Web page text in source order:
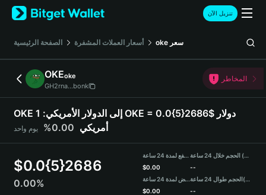
English
日本語
Русский
Español (Latinoamérica)
Türkçe
Deutsch
简体中文
Português (Portugal)
Bahasa Indonesia
تنزيل الآن
الصفحة الرئيسية أسعار العملات المشفرة oke سعر
OKEoke
GH2rna...bonk
المخاطر
OKE إلى الدولار الأمريكي: 1 OKE = 0.0{5}2686$ دولار
أمريكي 0.00% يوم واحد
$0.0{5}2686
0.00%
مرتفع لمدة 24 ساعة
$0.00
منخفض لمدة 24 ساعة
$0.00
الحجم خلال 24 ساعة (OKE)
--
الحجم طوال 24 ساعة(USDT)
--